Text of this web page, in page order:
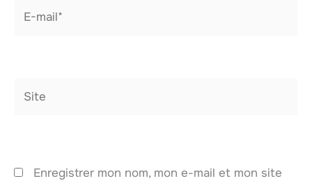
Enregistrer mon nom, mon e-mail et mon site